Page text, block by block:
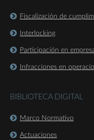
Fiscalización de
Interlocking
Participación en
Infracciones en
BIBLIOTECA DIGITAL
Marco Normativo
Actuaciones